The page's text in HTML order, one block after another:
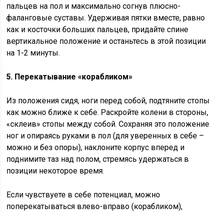
пальцев на пол и максимально согнув плюсно-
фаланговые суставы. Удерживая пятки вместе, равно
как и косточки больших пальцев, придайте спине
вертикальное положение и останьтесь в этой позиции
на 1-2 минуты.
5. Перекатывание «корабликом»
Из положения сидя, ноги перед собой, подтяните стопы
как можно ближе к себе. Раскройте колени в стороны,
«склеив» стопы между собой. Сохраняя это положение
ног и опираясь руками в пол (для уверенных в себе –
можно и без опоры), наклоните корпус вперед и
поднимите таз над полом, стремясь удержаться в
позиции некоторое время.
Если чувствуете в себе потенциал, можно
поперекатываться влево-вправо (корабликом),